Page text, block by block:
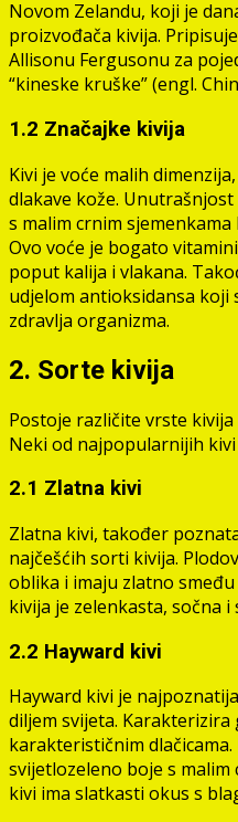
Novom Zelandu, koji je
proizvođača kivija.
Allisonu Fergusonu za
“kineske kruške” (engl.
1.2 Značajke kivija
Kivi je voće malih
dlakave kože.
s malim crnim
Ovo voće je bogato
poput kalija i vlakana.
udjelom antioksidansa koji
zdravlja organizma.
2. Sorte kivija
Postoje različite vrste
Neki od najpopularnijih
2.1 Zlatna kivi
Zlatna kivi, također
najčešćih sorti kivija.
oblika i imaju zlatno
kivija je zelenkasta, sočna
2.2 Hayward kivi
Hayward kivi je
diljem svijeta. Karakterizira
karakterističnim
svijetlozeleno boje s malim
kivi ima slatkasti okus s